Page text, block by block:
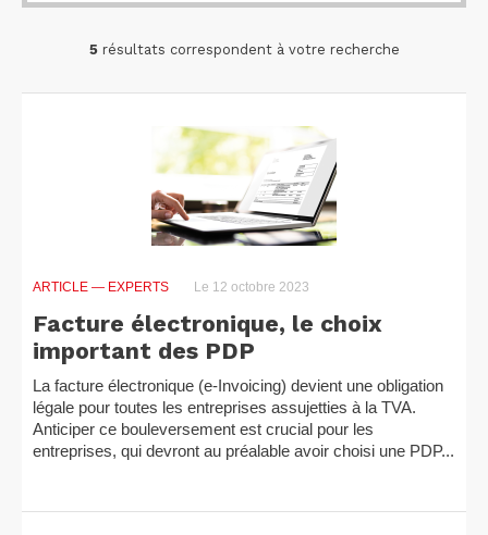
5résultats correspondent à votre recherche
ARTICLE — EXPERTS Le 12 octobre 2023
Facture électronique, le choix
important des PDP
La facture électronique (e-Invoicing) devient une obligation
légale pour toutes les entreprises assujetties à la TVA.
Anticiper ce bouleversement est crucial pour les
entreprises, qui devront au préalable avoir choisi une PDP...